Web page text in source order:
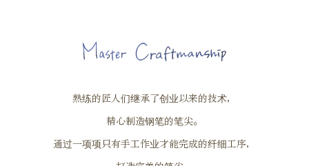
熟练的匠人们继承了创业以来的技术，
精心制造钢笔的笔尖。
通过一项项只有手工作业才能完成的纤细工序，